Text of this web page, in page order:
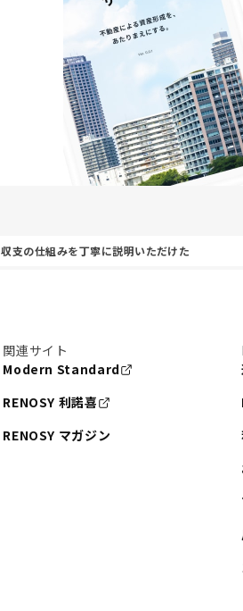
収支の仕組みを丁寧に説明いただけた
関連サイト
Modern Standard
RENOSY 利諾喜
RENOSY マガジン